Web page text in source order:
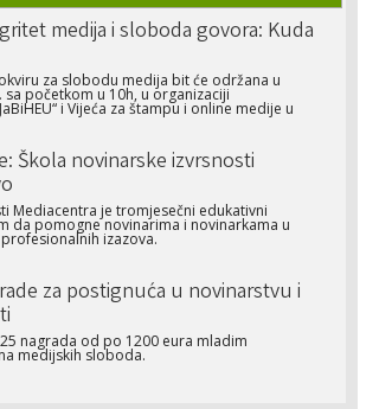
medija i sloboda govora: Kuda
za slobodu medija bit će održana u
početkom u 10h, u organizaciji
i Vijeća za štampu i online medije u
Škola novinarske izvrsnosti
Mediacentra je tromjesečni edukativni
da pomogne novinarima i novinarkama u
izazova.
za postignuća u novinarstvu i
nagrada od po 1200 eura mladim
medijskih sloboda.